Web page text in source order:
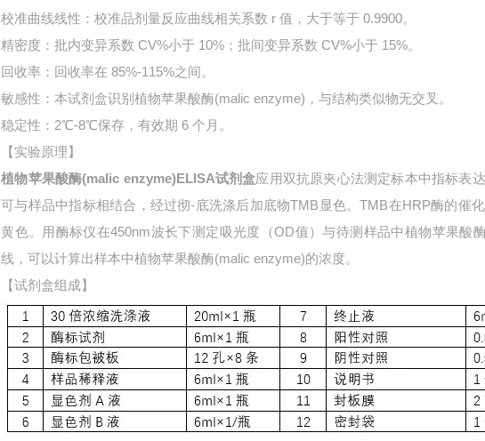
校准曲线线性：校准品剂量反应曲线相关系数 r 值，大于等于 0.9900。
精密度：批内变异系数 CV%小于 10%；批间变异系数 CV%小于 15%。
回收率：回收率在 85%-115%之间。
敏感性：本试剂盒识别植物苹果酸酶(malic enzyme)，与结构类似物无交叉。
稳定性：2℃-8℃保存，有效期 6 个月。
【实验原理】
植物苹果酸酶(malic enzyme)ELISA试剂盒应用双抗原夹心法测定标本中指标表
可与样品中指标相结合，经过彻-底洗涤后加底物TMB显色。TMB在HRP酶的催
黄色。用酶标仪在450nm波长下测定吸光度（OD值）与待测样品中植物苹果酸
线，可以计算出样本中植物苹果酸酶(malic enzyme)的浓度。
【试剂盒组成】